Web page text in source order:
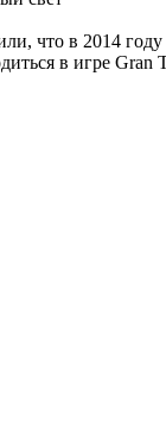
что в 2014
в игре Gran